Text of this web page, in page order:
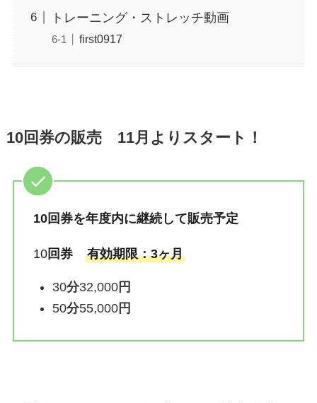
トレーニング・ストレッチ動画
first0917
10回券の販売 11月よりスタート！
10回券を年度内に継続して販売予定
10回券 有効期限：3ヶ月
30分32,000円
50分55,000円